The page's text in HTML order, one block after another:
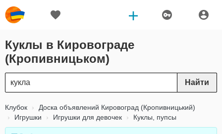
Куклы в Кировограде
(Кропивницьком)
Найти
Клубок
Доска объявлений Кировоград (Кропивницький)
Игрушки
Игрушки для девочек Куклы, пупсы